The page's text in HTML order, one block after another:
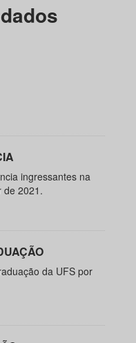
ingressantes na
de 2021.
da UFS por